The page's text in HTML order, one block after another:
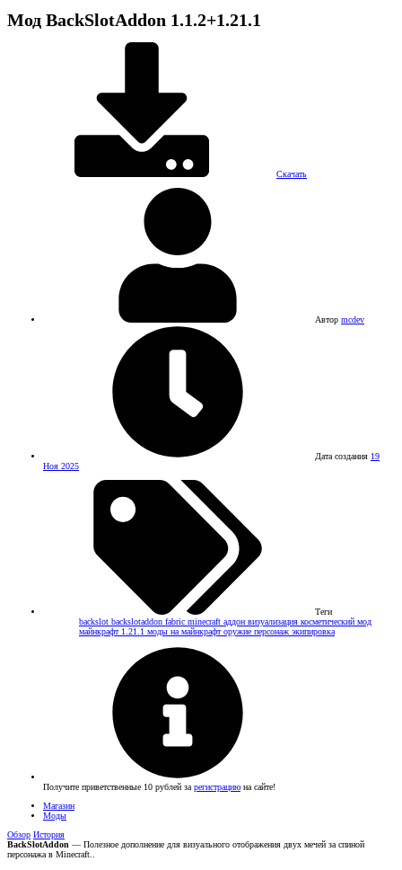
Мод BackSlotAddon 1.1.2+1.21.1
Скачать
Автор mcdev
Дата создания 19
Ноя 2025
Теги
backslot backslotaddon fabric minecraft аддон визуализация косметический мод
майнкрафт 1.21.1 моды на майнкрафторужие персонаж экипировка
Получите приветственные 10 рублей за регистрацию на сайте!
Магазин
Моды
Обзор История
BackSlotAddon — Полезное дополнение для визуального отображения двух мечей за спиной
персонажа в Minecraft..